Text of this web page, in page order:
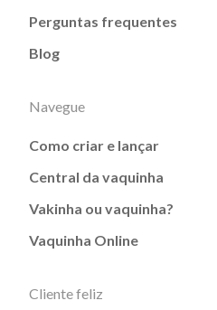
Perguntas frequentes
Blog
Navegue
Como criar e lançar
Central da vaquinha
Vakinha ou vaquinha?
Vaquinha Online
Cliente feliz